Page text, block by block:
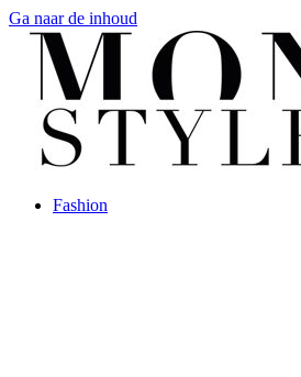
Ga naar de inhoud
Fashion